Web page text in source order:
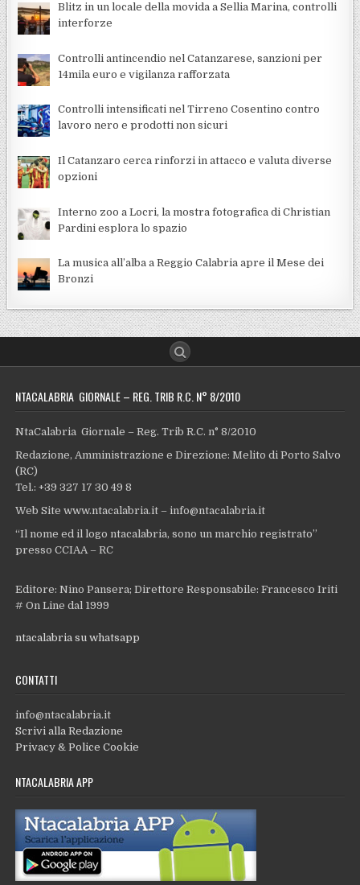
Blitz in un locale della movida a Sellia Marina, controlli
interforze
Controlli antincendio nel Catanzarese, sanzioni per
14mila euro e vigilanza rafforzata
Controlli intensificati nel Tirreno Cosentino contro
lavoro nero e prodotti non sicuri
Il Catanzaro cerca rinforzi in attacco e valuta diverse
opzioni
Interno zoo a Locri, la mostra fotografica di Christian
Pardini esplora lo spazio
La musica all’alba a Reggio Calabria apre il Mese dei
Bronzi
NTACALABRIA GIORNALE – REG. TRIB R.C. N° 8/2010
NtaCalabria Giornale – Reg. Trib R.C. n° 8/2010
Redazione, Amministrazione e Direzione: Melito di Porto Salvo
(RC)
Tel.: +39 327 17 30 49 8
Web Site www.ntacalabria.it – info@ntacalabria.it
“Il nome ed il logo ntacalabria, sono un marchio registrato”
presso CCIAA – RC
Editore: Nino Pansera; Direttore Responsabile: Francesco Iriti
# On Line dal 1999
ntacalabria su whatsapp
CONTATTI
info@ntacalabria.it
Scrivi alla Redazione
Privacy & Police Cookie
NTACALABRIA APP